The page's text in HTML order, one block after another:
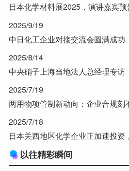
日本化学材料展2025，演讲嘉宾预
2025/9/19
中日化工企业对接交流会圆满成功
2025/8/14
中央硝子上海当地法人总经理专
2025/7/19
两用物项管制新动向：企业合规刻
2025/7/18
日本关西地区化学企业正加速投资
以往精彩瞬间